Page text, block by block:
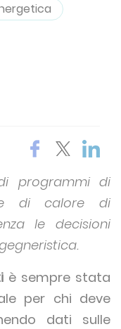
programmi di
di calore di
le decisioni
è sempre stata
per chi deve
dati sulle